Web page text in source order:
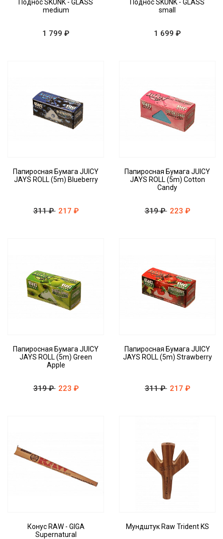
Поднос SKUNK - GLASS
medium
1 799 ₽
Поднос SKUNK - GLASS
small
1 699 ₽
Папиросная Бумага JUICY
JAYS ROLL (5m) Blueberry
311 ₽ 217 ₽
Папиросная Бумага JUICY
JAYS ROLL (5m) Cotton
Candy
319 ₽ 223 ₽
Папиросная Бумага JUICY
JAYS ROLL (5m) Green
Apple
319 ₽ 223 ₽
Папиросная Бумага JUICY
JAYS ROLL (5m) Strawberry
311 ₽ 217 ₽
Конус RAW - GIGA
Supernatural
Мундштук Raw Trident KS